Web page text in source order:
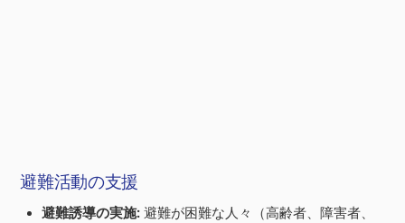
避難活動の支援
避難誘導の実施: 避難が困難な人々（高齢者、障害者、